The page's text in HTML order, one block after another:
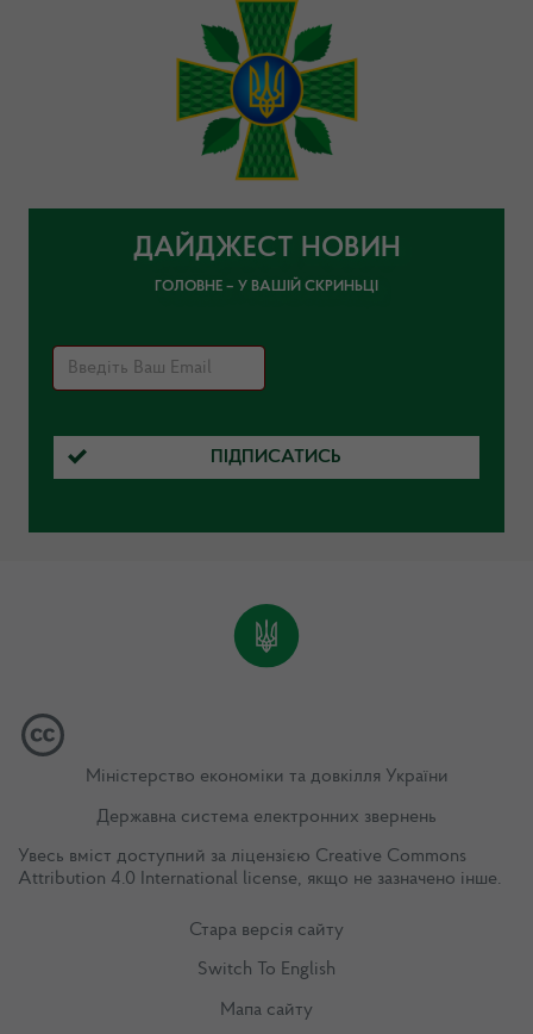
ДАЙДЖЕСТ НОВИН
ГОЛОВНЕ – У ВАШІЙ СКРИНЬЦІ
ПІДПИСАТИСЬ
Міністерство економіки та довкілля України
Державна система електронних звернень
Увесь вміст доступний за ліцензією Creative Commons
Attribution 4.0 International license, якщо не зазначено інше.
Стара версія сайту
Switch To English
Мапа сайту